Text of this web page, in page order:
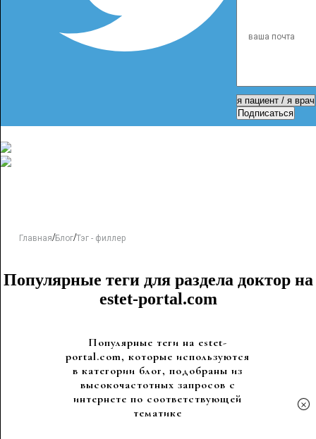
Подписаться
Главная/Блог/Тэг - филлер
Популярные теги для раздела доктор на
estet-portal.com
Популярные теги на estet-
portal.com, которые используются
в категории блог, подобраны из
высокочастотных запросов с
интернете по соответствующей
тематике
×